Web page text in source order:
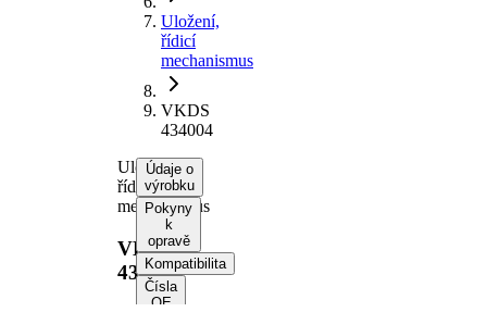
Uložení,
řídicí
mechanismus
VKDS
434004
Uložení,
řídicí
mechanismus
VKDS
434004
Údaje o
výrobku
Pokyny
k
opravě
Kompatibilita
Čísla
OE